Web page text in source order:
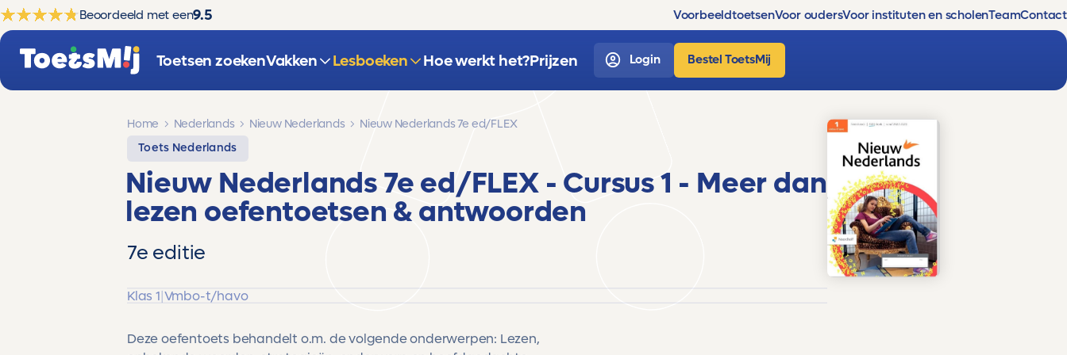
Beoordeeld met een9.5 VoorbeeldtoetsenVoor oudersVoor instituten en scholenTeamContact
Toetsen zoekenVakken Lesboeken Hoe werkt het?Prijzen Login Bestel ToetsMij
Home Nederlands Nieuw Nederlands
Nieuw Nederlands 7e ed/FLEX
Toets Nederlands
Nieuw Nederlands 7e ed/FLEX - Cursus 1 - Meer dan
lezen oefentoetsen & antwoorden
7e editie
Klas 1|Vmbo-t/havo
Deze oefentoets behandelt o.m. de volgende onderwerpen: Lezen,